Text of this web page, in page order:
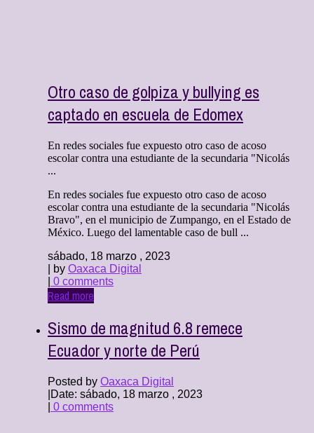
Otro caso de golpiza y bullying es
captado en escuela de Edomex
En redes sociales fue expuesto otro caso de acoso
escolar contra una estudiante de la secundaria "Nicolás
...
En redes sociales fue expuesto otro caso de acoso
escolar contra una estudiante de la secundaria "Nicolás
Bravo", en el municipio de Zumpango, en el Estado de
México. Luego del lamentable caso de bull ...
sábado, 18 marzo , 2023
| by Oaxaca Digital
0 comments
Read more
Sismo de magnitud 6.8 remece
Ecuador y norte de Perú
Posted by Oaxaca Digital
Date: sábado, 18 marzo , 2023
0 comments